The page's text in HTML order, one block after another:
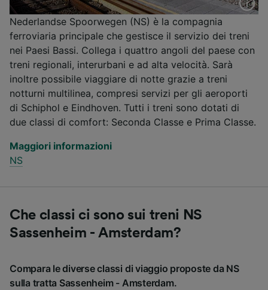
Nederlandse Spoorwegen (NS) è la compagnia
ferroviaria principale che gestisce il servizio dei treni
nei Paesi Bassi. Collega i quattro angoli del paese con
treni regionali, interurbani e ad alta velocità. Sarà
inoltre possibile viaggiare di notte grazie a treni
notturni multilinea, compresi servizi per gli aeroporti
di Schiphol e Eindhoven. Tutti i treni sono dotati di
due classi di comfort: Seconda Classe e Prima Classe.
Maggiori informazioni
NS
Che classi ci sono sui treni NS
Sassenheim - Amsterdam?
Compara le diverse classi di viaggio proposte da NS
sulla tratta Sassenheim - Amsterdam.